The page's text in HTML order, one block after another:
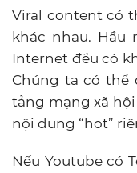
Viral content có
khác nhau.
Internet đều có
Chúng ta có thể
tảng mạng xã
nội dung “hot”
Nếu Youtube có